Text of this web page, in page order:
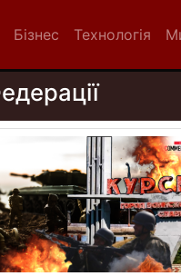
Бізнес Технологія